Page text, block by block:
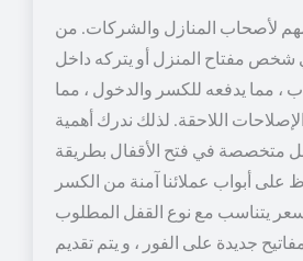
مهم لأصحاب المنازل والشركات. من
شخص مفتاح المنزل أو يتركه داخل
، مما يدفعه للكسر والدخول ، مما
اللاحقة. لذلك ندرك أهمية
متخصصة في فتح الأقفال بطريقة
على أبواب عملائنا آمنة من الكسر
يتناسب مع نوع القفل المطلوب
جديدة على الفور ، و يتم تقديم